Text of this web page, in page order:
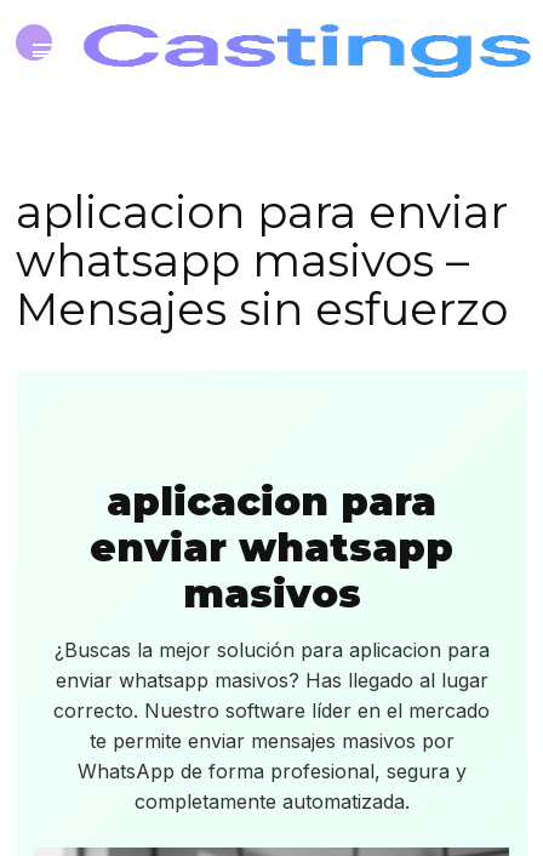
aplicacion para enviar
whatsapp masivos –
Mensajes sin esfuerzo
aplicacion para
enviar whatsapp
masivos
¿Buscas la mejor solución para aplicacion para
enviar whatsapp masivos? Has llegado al lugar
correcto. Nuestro software líder en el mercado
te permite enviar mensajes masivos por
WhatsApp de forma profesional, segura y
completamente automatizada.